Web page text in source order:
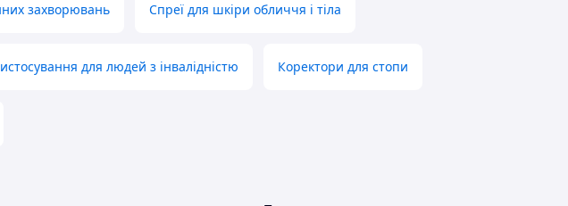
захворювань Спреї для шкіри обличчя і тіла
для людей з інвалідністю Коректори для стопи